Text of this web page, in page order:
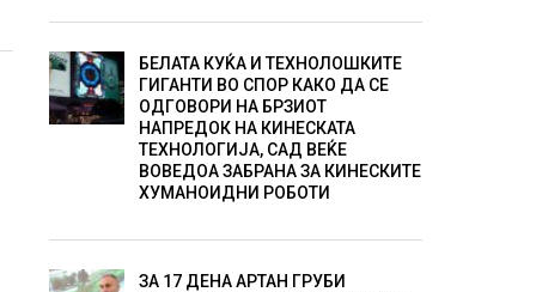
БЕЛАТА КУЌА И ТЕХНОЛОШКИТЕ
ГИГАНТИ ВО СПОР КАКО ДА СЕ
ОДГОВОРИ НА БРЗИОТ
НАПРЕДОК НА КИНЕСКАТА
ТЕХНОЛОГИЈА, САД ВЕЌЕ
ВОВЕДОА ЗАБРАНА ЗА КИНЕСКИТЕ
ХУМАНОИДНИ РОБОТИ
ЗА 17 ДЕНА АРТАН ГРУБИ